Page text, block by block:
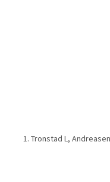
Tronstad L,